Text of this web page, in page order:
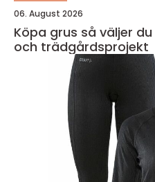
06. August 2026
Köpa grus så väljer du rätt material till bygg-
och trädgårdsprojekt